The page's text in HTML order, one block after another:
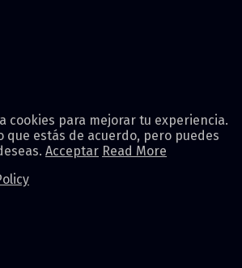
cookies para mejorar tu experiencia.
que estás de acuerdo, pero puedes
Acceptar Read More